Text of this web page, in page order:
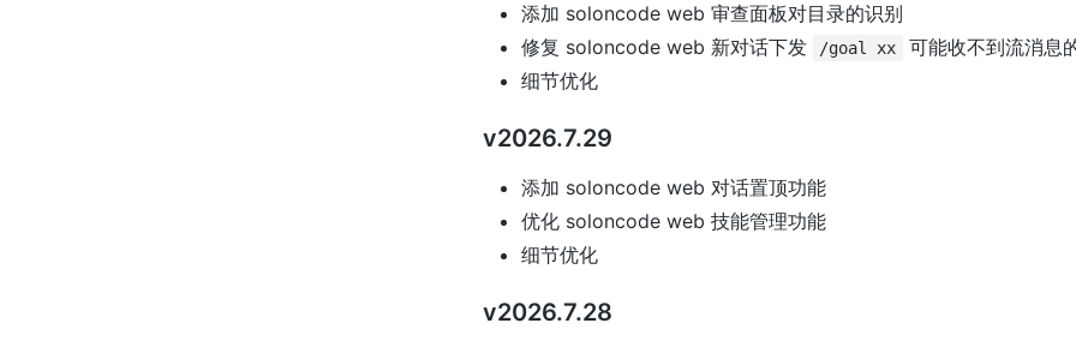
添加 soloncode web 审查面板对目录的识别
修复 soloncode web 新对话下发
/goal xx
可能收不到流消息
细节优化
v2026.7.29
添加 soloncode web 对话置顶功能
优化 soloncode web 技能管理功能
细节优化
v2026.7.28